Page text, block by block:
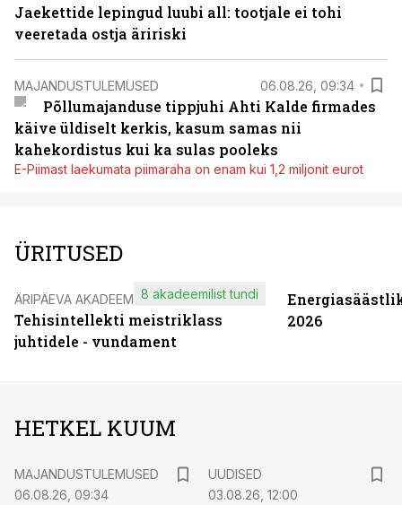
Jaekettide lepingud luubi all: tootjale ei tohi
veeretada ostja äririski
MAJANDUSTULEMUSED 06.08.26, 09:34
Põllumajanduse tippjuhi Ahti Kalde firmades
käive üldiselt kerkis, kasum samas nii
kahekordistus kui ka sulas pooleks
E-Piimast laekumata piimaraha on enam kui 1,2 miljonit eurot
ÜRITUSED
ÄRIPÄEVA AKADEEMIA
Tehisintellekti meistriklass
juhtidele - vundament
8 akadeemilist tundi
2026
HETKEL KUUM
MAJANDUSTULEMUSED
06.08.26, 09:34
UUDISED
03.08.26, 12:00